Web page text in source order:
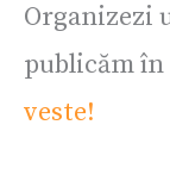
Organizezi
publicăm
veste!